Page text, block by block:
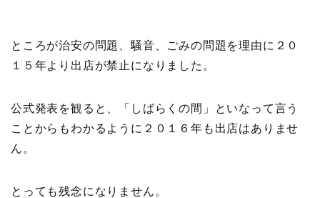
ところが治安の問題、騒音、ごみの問題を理由に２０
１５年より出店が禁止になりました。
公式発表を観ると、「しばらくの間」といなって言う
ことからもわかるように２０１６年も出店はありませ
ん。
とっても残念になりません。